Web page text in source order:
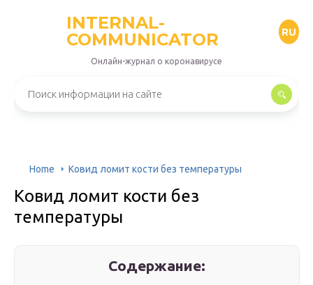
INTERNAL-
COMMUNICATOR
RU
Онлайн-журнал о коронавирусе
Home Ковид ломит кости без температуры
Ковид ломит кости без
температуры
Содержание: